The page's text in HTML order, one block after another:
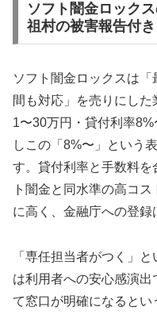
ソフト闇金ロック
祖村の被害報告付き
ソフト闇金ロックスは
間も対応」を売りにし
1〜30万円・貸付利率
しこの「8%〜」という
す。貸付利率と手数料を
ト闇金と同水準の高コ
に高く、金融庁への登録
「専任担当者がつく」
は利用者への安心感演
て窓口が明確になるとい